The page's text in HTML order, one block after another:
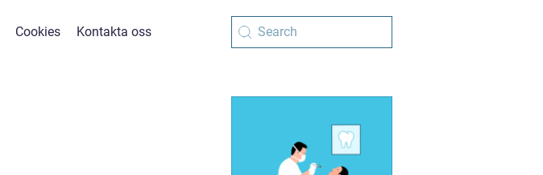
Cookies Kontakta oss